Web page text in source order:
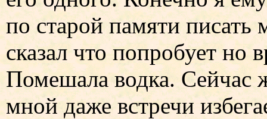
по старой памяти
сказал что попробует но
Помешала водка. Сейчас
мной даже встречи